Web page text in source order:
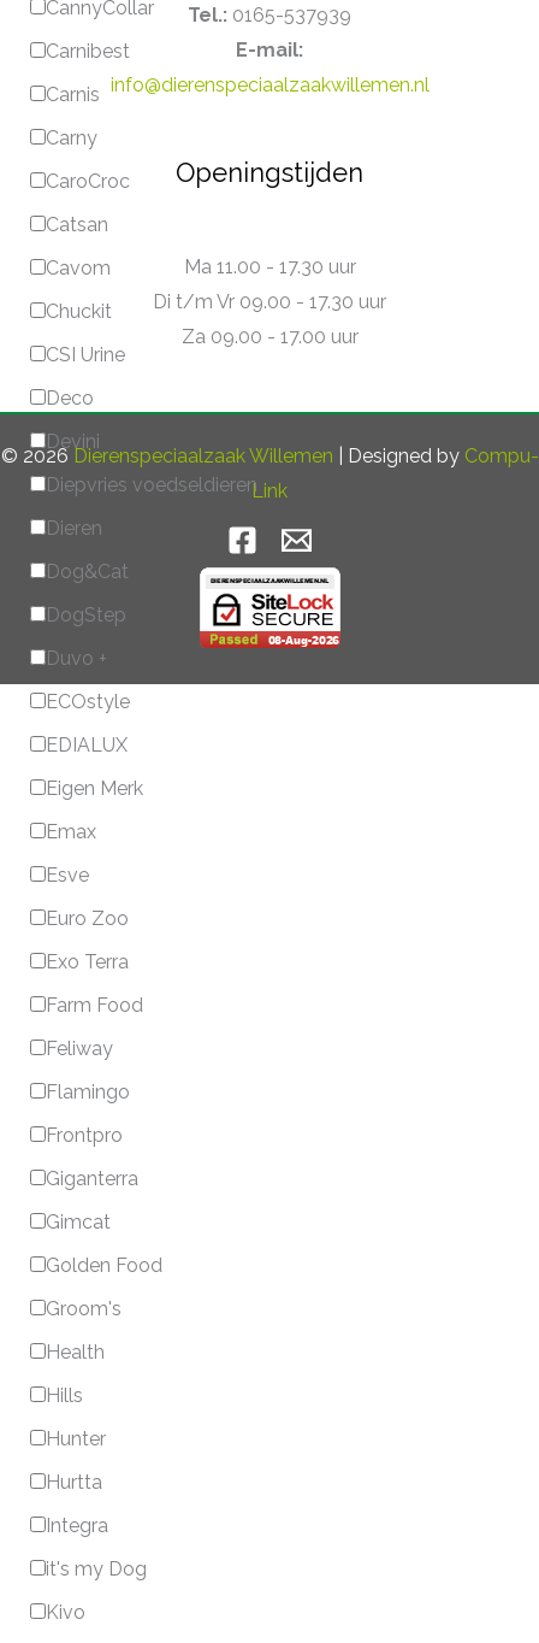
CannyCollar
Carnibest
Carnis
Carny
CaroCroc
Catsan
Cavom
Chuckit
CSI Urine
Deco
Devini
Diepvries voedseldieren
Dieren
Dog&Cat
DogStep
Duvo +
ECOstyle
EDIALUX
Eigen Merk
Emax
Esve
Euro Zoo
Exo Terra
Farm Food
Feliway
Flamingo
Frontpro
Giganterra
Gimcat
Golden Food
Groom's
Health
Hills
Hunter
Hurtta
Integra
it's my Dog
Kivo
Tel.: 0165-537939
E-mail:
info@dierenspeciaalzaakwillemen.nl
Openingstijden
Ma 11.00 - 17.30 uur
Di t/m Vr 09.00 - 17.30 uur
Za 09.00 - 17.00 uur
© 2026 Dierenspeciaalzaak Willemen | Designed by Compu-
Link